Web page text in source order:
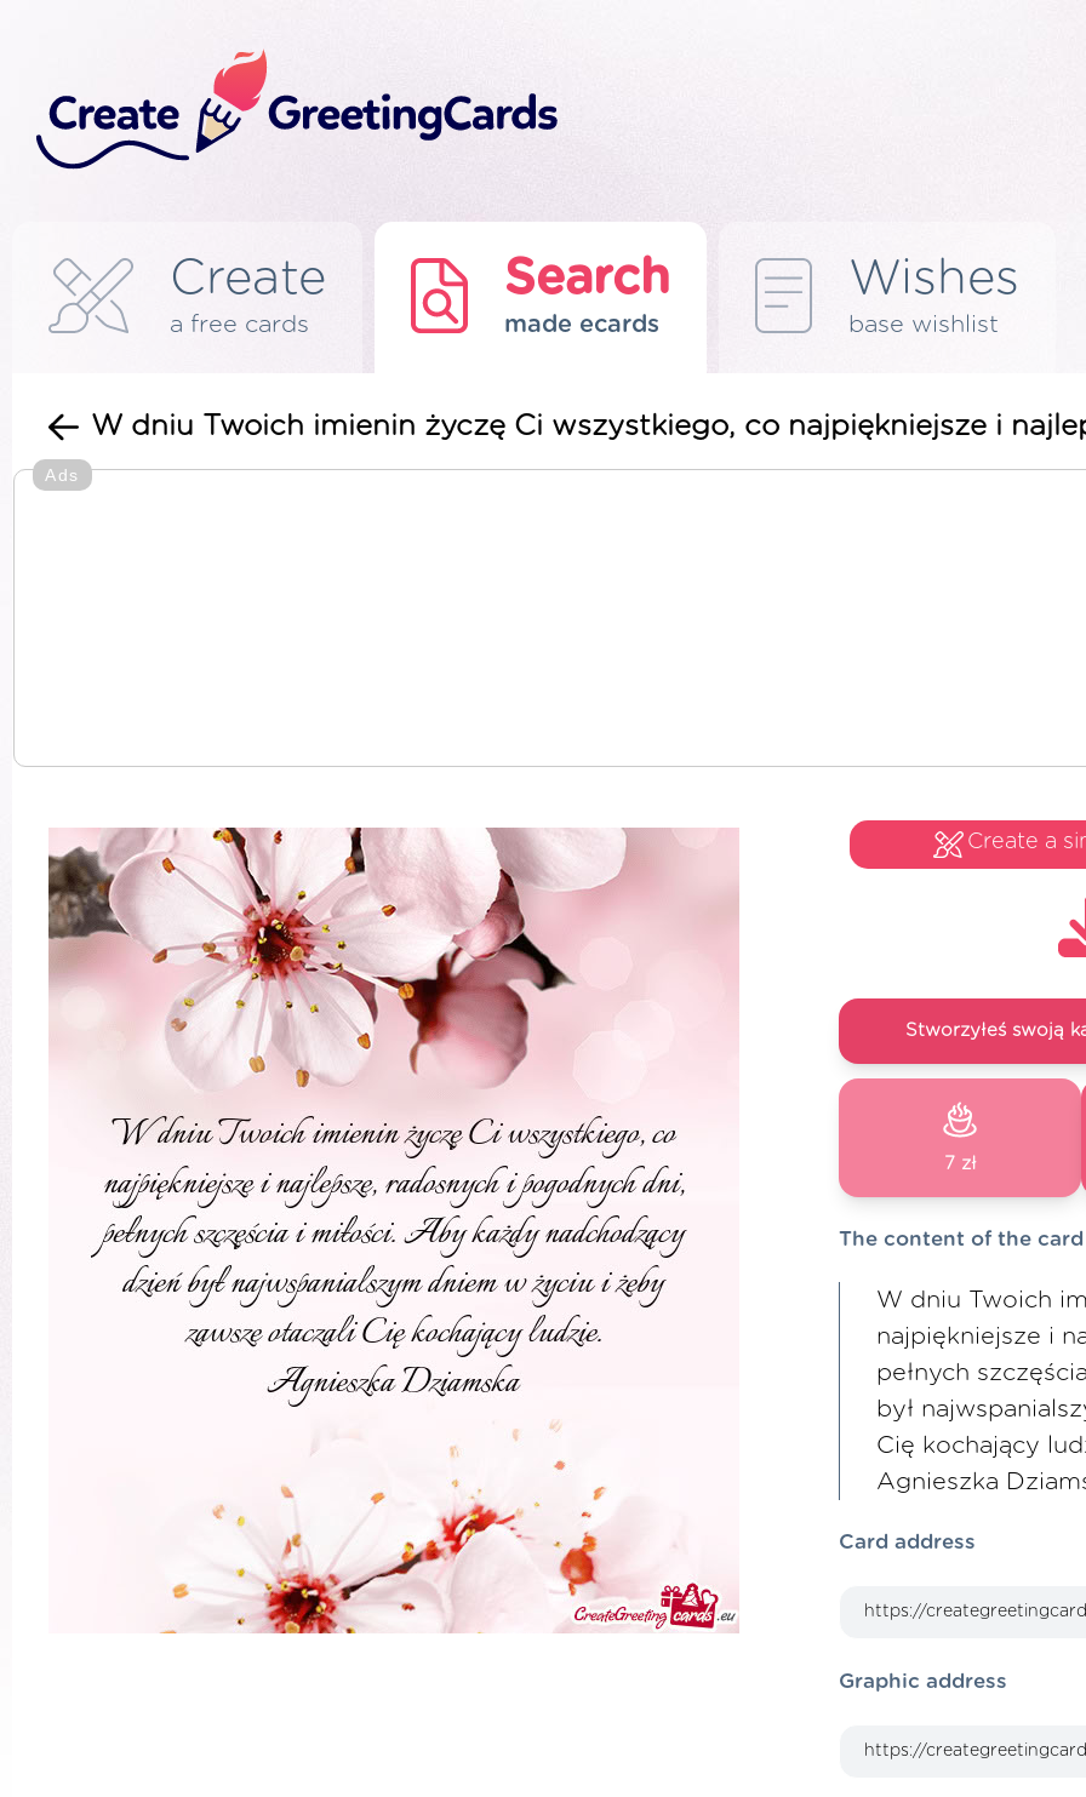
Create
a free cards
Search
made ecards
Wishes
base wishlist
W dniu Twoich imienin życzę Ci wszystkiego, co najpiękniejsze i
Ads
Create a
Stworzyłeś swoją
7 zł
The content of the card
W dniu Twoich
najpiękniejsze i
pełnych
był
Cię kochający
Agnieszka
Card address
Graphic address